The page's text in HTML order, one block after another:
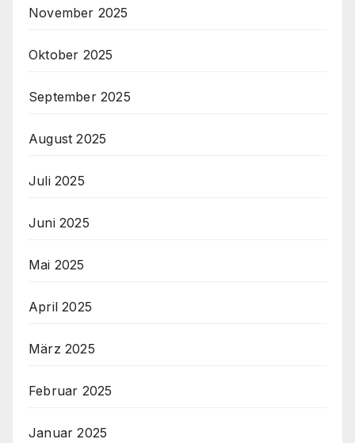
November 2025
Oktober 2025
September 2025
August 2025
Juli 2025
Juni 2025
Mai 2025
April 2025
März 2025
Februar 2025
Januar 2025